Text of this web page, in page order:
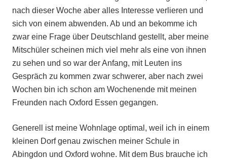
nach dieser Woche aber alles Interesse verlieren und
sich von einem abwenden. Ab und an bekomme ich
zwar eine Frage über Deutschland gestellt, aber meine
Mitschüler scheinen mich viel mehr als eine von ihnen
zu sehen und so war der Anfang, mit Leuten ins
Gespräch zu kommen zwar schwerer, aber nach zwei
Wochen bin ich schon am Wochenende mit meinen
Freunden nach Oxford Essen gegangen.
Generell ist meine Wohnlage optimal, weil ich in einem
kleinen Dorf genau zwischen meiner Schule in
Abingdon und Oxford wohne. Mit dem Bus brauche ich